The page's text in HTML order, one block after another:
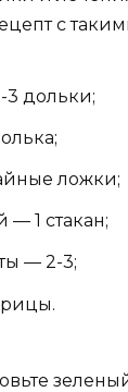
с
дольки;
ложки;
— 1 стакан;
— 2-3;